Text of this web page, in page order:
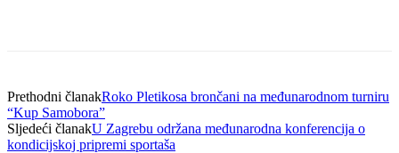
Prethodni članakRoko Pletikosa brončani na međunarodnom turniru
“Kup Samobora”
Sljedeći članakU Zagrebu održana međunarodna konferencija o
kondicijskoj pripremi sportaša